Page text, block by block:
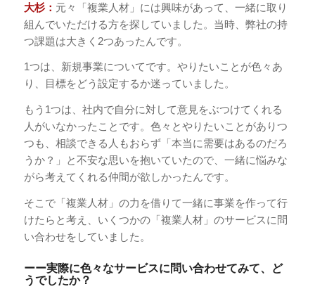
大杉： 元々「複業人材」には興味があって、一緒に取り
組んでいただける方を探していました。当時、弊社の持
つ課題は大きく2つあったんです。
1つは、新規事業についてです。やりたいことが色々あ
り、目標をどう設定するか迷っていました。
もう1つは、社内で自分に対して意見をぶつけてくれる
人がいなかったことです。色々とやりたいことがありつ
つも、相談できる人もおらず「本当に需要はあるのだろ
うか？」と不安な思いを抱いていたので、一緒に悩みな
がら考えてくれる仲間が欲しかったんです。
そこで「複業人材」の力を借りて一緒に事業を作って行
けたらと考え、いくつかの「複業人材」のサービスに問
い合わせをしていました。
ーー実際に色々なサービスに問い合わせてみて、ど
うでしたか？